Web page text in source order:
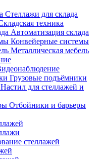
Cтеллажи для склада
техника
Автоматизация склада
Конвейерные системы
Металлическая мебель
Грузовые подъёмники
Настил для стеллажей и
Отбойники и барьеры
стеллажей